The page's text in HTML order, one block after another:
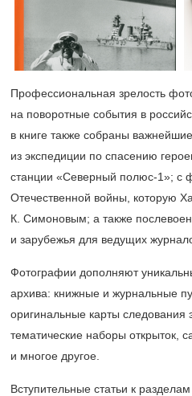
Профессиональная зрелость
на поворотные события в
в книге также собраны
из экспедиции по спасению
станции «Северный полюс-1»; с
Отечественной войны, которую
К. Симоновым; а также
и зарубежья для ведущих
Фотографии дополняют
архива: книжные и журнальные
оригинальные карты следования
тематические наборы открыток,
и многое другое.
Вступительные статьи к